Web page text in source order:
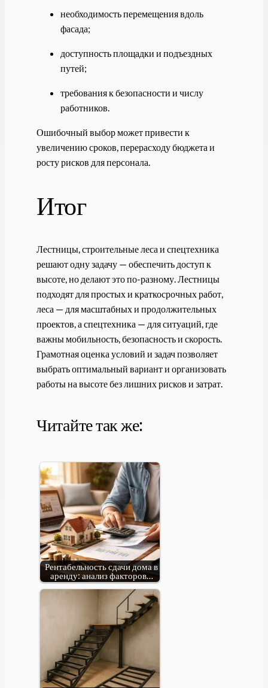
необходимость перемещения вдоль
фасада;
доступность площадки и подъездных
путей;
требования к безопасности и числу
работников.
Ошибочный выбор может привести к
увеличению сроков, перерасходу бюджета и
росту рисков для персонала.
Итог
Лестницы, строительные леса и спецтехника
решают одну задачу — обеспечить доступ к
высоте, но делают это по-разному. Лестницы
подходят для простых и краткосрочных работ,
леса — для масштабных и продолжительных
проектов, а спецтехника — для ситуаций, где
важны мобильность, безопасность и скорость.
Грамотная оценка условий и задач позволяет
выбрать оптимальный вариант и организовать
работы на высоте без лишних рисков и затрат.
Читайте так же:
Рентабельность сдачи дома в
аренду: анализ факторов…